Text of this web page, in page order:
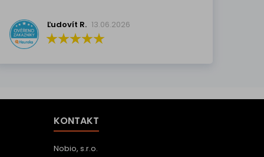
Ľudovít R. 13.06.2026
KONTAKT
Nobio, s.r.o.